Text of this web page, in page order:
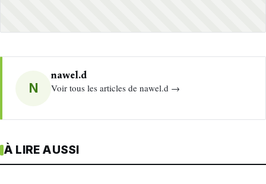
N
nawel.d
Voir tous les articles de nawel.d →
À LIRE AUSSI